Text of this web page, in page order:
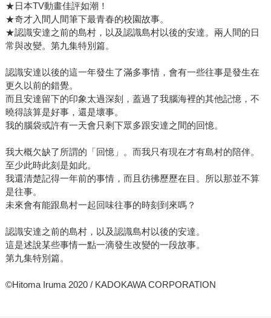
★日本TV動畫佳評如潮！
★奇才入間人間筆下最青春的校園故事。
★認識安達之前的島村，以及認識島村以後的安達。兩人間的日
常與改變。第九集特別篇。
認識安達以後的這一年發生了滿多事情，會有一些往事是發生在
更久以前的錯覺。
而且安達留下的印象太過深刻，蓋過了我腦海裡的其他記憶，不
曉得該算是好事，還是壞事。
我的腦袋或許有一天會只剩下眾多跟安達之間的回憶。
我大概欠缺了所謂的「回憶」。而我只有現在才有島村的陪伴。
至少此時此刻是如此。
我還清楚記得一年前的事情，而且彷彿歷歷在目。所以那並不算
是往事。
未來會有能跟島村一起回味往事的時刻到來嗎？
認識安達之前的島村，以及認識島村以後的安達。
這是述說某些事情一點一滴發生改變的一段故事。
第九集特別篇。
©Hitoma Iruma 2020 / KADOKAWA CORPORATION